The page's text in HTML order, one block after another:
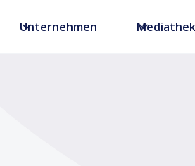
Unternehmen Mediathek